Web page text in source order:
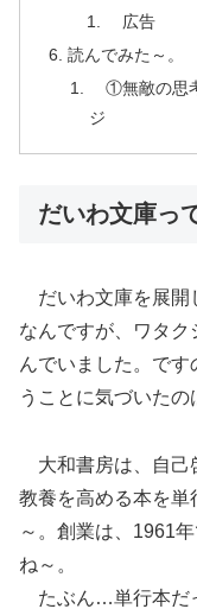
広告
読んでみた～
①無敵の思
ジ
だいわ文庫っ
だいわ文庫を展開
なんですが、ワタ
んでいました。です
うことに気づいた
大和書房は、自己
教養を高める本を単
～。創業は、1961
ね～。
たぶん…単行本だ